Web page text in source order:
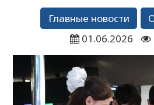
Главные новости
01.06.2026